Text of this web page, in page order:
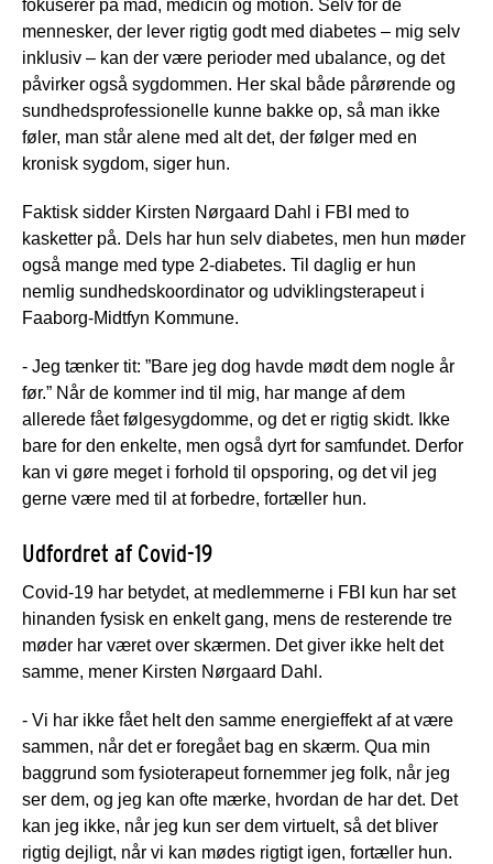
fokuserer på mad, medicin og motion. Selv for de
mennesker, der lever rigtig godt med diabetes – mig selv
inklusiv – kan der være perioder med ubalance, og det
påvirker også sygdommen. Her skal både pårørende og
sundhedsprofessionelle kunne bakke op, så man ikke
føler, man står alene med alt det, der følger med en
kronisk sygdom, siger hun.
Faktisk sidder Kirsten Nørgaard Dahl i FBI med to
kasketter på. Dels har hun selv diabetes, men hun møder
også mange med type 2-diabetes. Til daglig er hun
nemlig sundhedskoordinator og udviklingsterapeut i
Faaborg-Midtfyn Kommune.
- Jeg tænker tit: ”Bare jeg dog havde mødt dem nogle år
før.” Når de kommer ind til mig, har mange af dem
allerede fået følgesygdomme, og det er rigtig skidt. Ikke
bare for den enkelte, men også dyrt for samfundet. Derfor
kan vi gøre meget i forhold til opsporing, og det vil jeg
gerne være med til at forbedre, fortæller hun.
Udfordret af Covid-19
Covid-19 har betydet, at medlemmerne i FBI kun har set
hinanden fysisk en enkelt gang, mens de resterende tre
møder har været over skærmen. Det giver ikke helt det
samme, mener Kirsten Nørgaard Dahl.
- Vi har ikke fået helt den samme energieffekt af at være
sammen, når det er foregået bag en skærm. Qua min
baggrund som fysioterapeut fornemmer jeg folk, når jeg
ser dem, og jeg kan ofte mærke, hvordan de har det. Det
kan jeg ikke, når jeg kun ser dem virtuelt, så det bliver
rigtig dejligt, når vi kan mødes rigtigt igen, fortæller hun.